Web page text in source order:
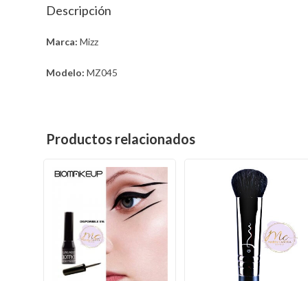
Descripción
Marca:Mizz
Modelo:MZ045
Productos relacionados